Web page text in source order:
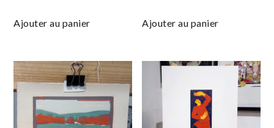
Ajouter au panier Ajouter au panier